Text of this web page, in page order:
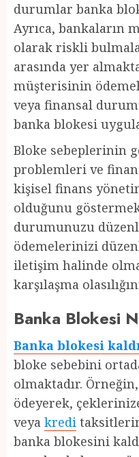
durumlar banka
Ayrıca, bankaların
olarak riskli
arasında yer
müşterisinin
veya finansal
banka blokesi
Bloke sebeplerinin
problemleri ve
kişisel finans
olduğunu
durumunuzu
ödemelerinizi
iletişim halinde
karşılaşma
Banka Blokesi
Banka blokesi
bloke sebebini
olmaktadır. Örneğin,
ödeyerek,
veya kredi
banka blokesini